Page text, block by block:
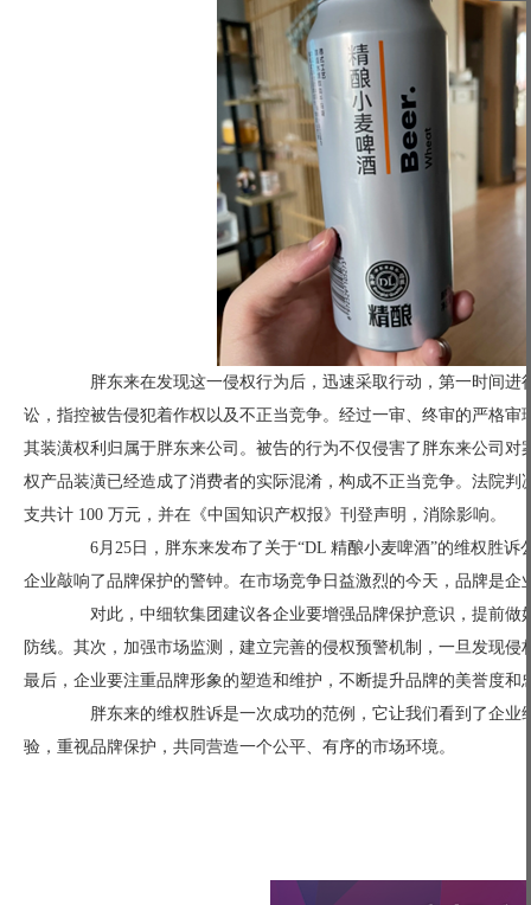
胖东来在发现这一侵权行为后，迅速采取行动，第一时间进
讼，指控被告侵犯着作权以及不正当竞争。经过一审、终审的严格
其装潢权利归属于胖东来公司。被告的行为不仅侵害了胖东来公司
权产品装潢已经造成了消费者的实际混淆，构成不正当竞争。法院
支共计 100 万元，并在《中国知识产权报》刊登声明，消除影响。
6月25日，胖东来发布了关于“DL 精酿小麦啤酒”的维权胜诉
企业敲响了品牌保护的警钟。在市场竞争日益激烈的今天，品牌是
对此，中细软集团建议各企业要增强品牌保护意识，提前做
防线。其次，加强市场监测，建立完善的侵权预警机制，一旦发现
最后，企业要注重品牌形象的塑造和维护，不断提升品牌的美誉度
胖东来的维权胜诉是一次成功的范例，它让我们看到了企业
验，重视品牌保护，共同营造一个公平、有序的市场环境。